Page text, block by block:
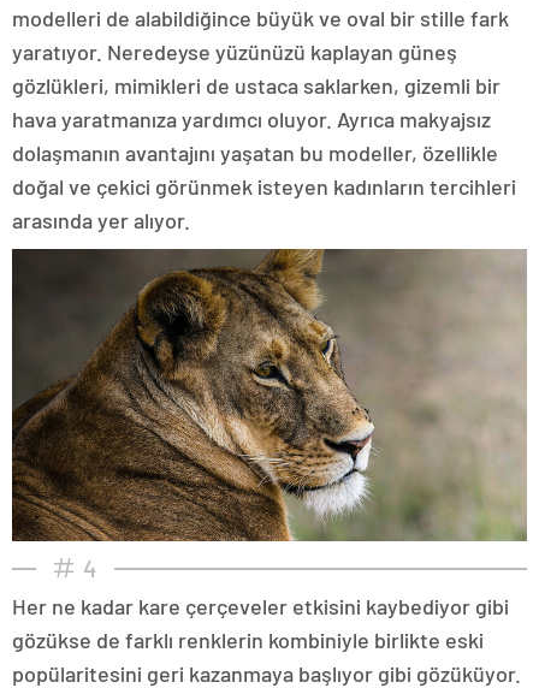
modelleri de alabildiğince büyük ve oval bir stille fark
yaratıyor. Neredeyse yüzünüzü kaplayan güneş
gözlükleri, mimikleri de ustaca saklarken, gizemli bir
hava yaratmanıza yardımcı oluyor. Ayrıca makyajsız
dolaşmanın avantajını yaşatan bu modeller, özellikle
doğal ve çekici görünmek isteyen kadınların tercihleri
arasında yer alıyor.
4
Her ne kadar kare çerçeveler etkisini kaybediyor gibi
gözükse de farklı renklerin kombiniyle birlikte eski
popülaritesini geri kazanmaya başlıyor gibi gözüküyor.